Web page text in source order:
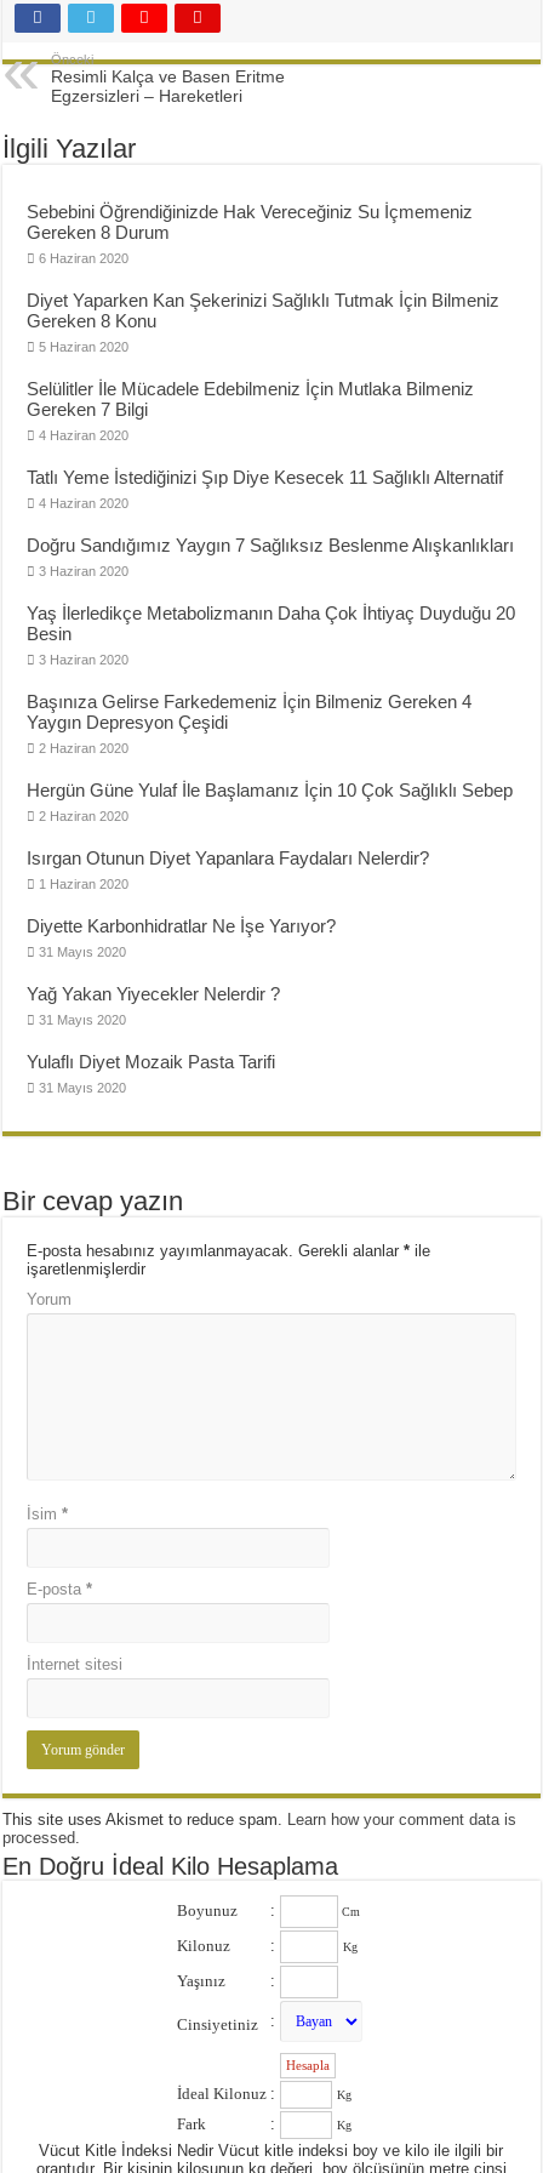
Yulaflı Diyet Mozaik Pasta Tarifi
Önceki
Resimli Kalça ve Basen Eritme
Egzersizleri – Hareketleri
İlgili Yazılar
Sebebini Öğrendiğinizde Hak Vereceğiniz Su İçmemeniz
Gereken 8 Durum
6 Haziran 2020
Diyet Yaparken Kan Şekerinizi Sağlıklı Tutmak İçin Bilmeniz
Gereken 8 Konu
5 Haziran 2020
Selülitler İle Mücadele Edebilmeniz İçin Mutlaka Bilmeniz
Gereken 7 Bilgi
4 Haziran 2020
Tatlı Yeme İstediğinizi Şıp Diye Kesecek 11 Sağlıklı Alternatif
4 Haziran 2020
Doğru Sandığımız Yaygın 7 Sağlıksız Beslenme Alışkanlıkları
3 Haziran 2020
Yaş İlerledikçe Metabolizmanın Daha Çok İhtiyaç Duyduğu 20
Besin
3 Haziran 2020
Başınıza Gelirse Farkedemeniz İçin Bilmeniz Gereken 4
Yaygın Depresyon Çeşidi
2 Haziran 2020
Hergün Güne Yulaf İle Başlamanız İçin 10 Çok Sağlıklı Sebep
2 Haziran 2020
Isırgan Otunun Diyet Yapanlara Faydaları Nelerdir?
1 Haziran 2020
Diyette Karbonhidratlar Ne İşe Yarıyor?
31 Mayıs 2020
Yağ Yakan Yiyecekler Nelerdir ?
31 Mayıs 2020
Yulaflı Diyet Mozaik Pasta Tarifi
31 Mayıs 2020
Bir cevap yazın
E-posta hesabınız yayımlanmayacak. Gerekli alanlar* ile
işaretlenmişlerdir
Yorum
İsim*
E-posta*
İnternet sitesi
This site uses Akismet to reduce spam. Learn how your comment data is
processed.
En Doğru İdeal Kilo Hesaplama
Boyunuz : Cm
Kilonuz : Kg
Yaşınız :
Cinsiyetiniz :
İdeal Kilonuz : Kg
Fark : Kg
Vücut Kitle İndeksi Nedir Vücut kitle indeksi boy ve kilo ile ilgili bir
orantıdır. Bir kişinin kilosunun kg değeri, boy ölçüsünün metre cinsi